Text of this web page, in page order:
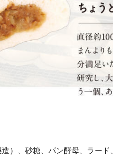
）、砂糖、パン酵母、ラー